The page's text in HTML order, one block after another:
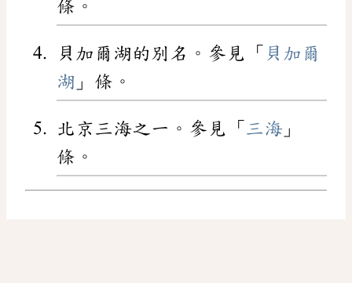
條。
貝加爾湖的別名。參見「 貝加爾
湖 」條。
北京三海之一。參見「 三海 」
條。